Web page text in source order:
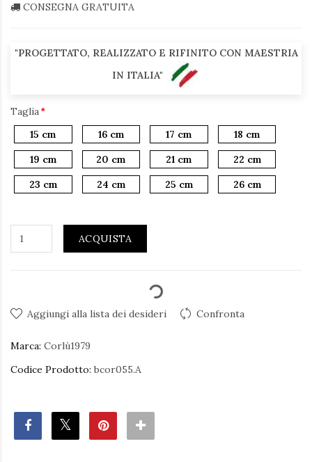
CONSEGNA GRATUITA
"PROGETTATO, REALIZZATO E RIFINITO CON MAESTRIA
IN ITALIA"
Taglia
15 cm
16 cm 17 cm
18 cm
19 cm
20 cm 21 cm
22 cm
23 cm
24 cm 25 cm 26 cm
ACQUISTA
Aggiungi alla lista dei desideri Confronta
Marca: Corlù1979
Codice Prodotto: bcor055.A